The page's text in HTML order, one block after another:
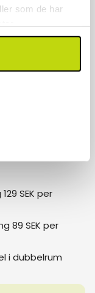
som de har
Spara mer!
SEK per
89 SEK per
i dubbelrum